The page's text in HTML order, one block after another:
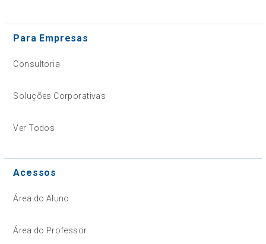
Para Empresas
Consultoria
Soluções Corporativas
Ver Todos
Acessos
Área do Aluno
Área do Professor